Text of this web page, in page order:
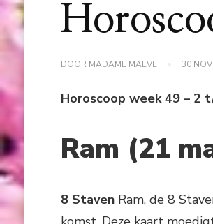
DOOR MADAME MAEVE 30
Horoscoop week 49 – 2
Ram (21
8 Staven Ram, de 8